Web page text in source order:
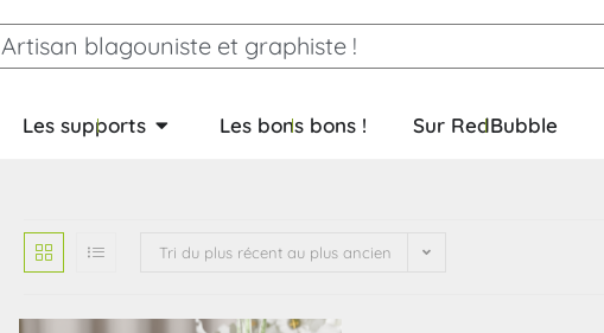
Artisan blagouniste et graphiste !
Les supports Les bons bons ! Sur RedBubble
Tri du plus récent au plus ancien